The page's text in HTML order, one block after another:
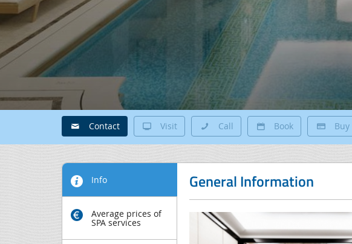
Contact Visit Call Book Buy
Info
Average prices of
SPA services
General Information